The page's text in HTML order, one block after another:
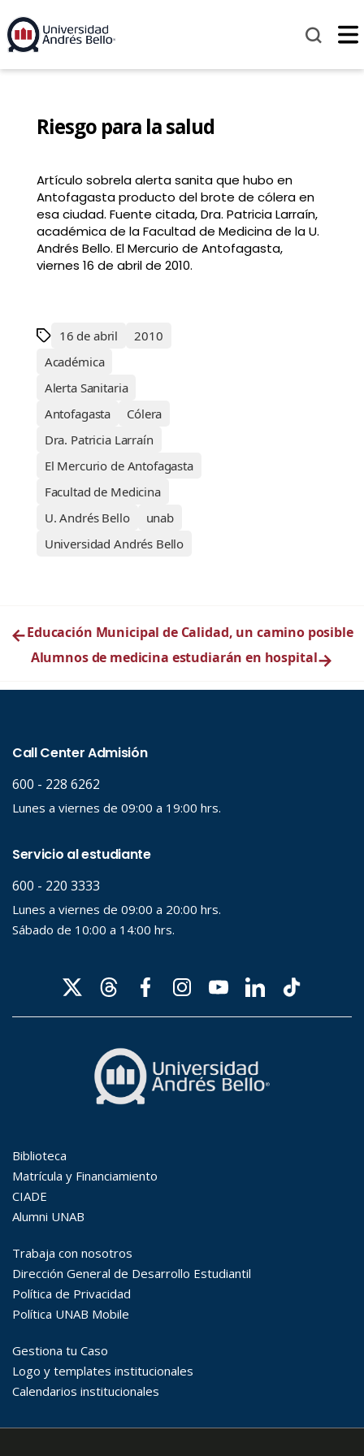
Riesgo para la salud
Artículo sobrela alerta sanita que hubo en
Antofagasta producto del brote de cólera en
esa ciudad. Fuente citada, Dra. Patricia Larraín,
académica de la Facultad de Medicina de la U.
Andrés Bello. El Mercurio de Antofagasta,
viernes 16 de abril de 2010.
16 de abril
2010
Académica
Alerta Sanitaria
Antofagasta
Cólera
Dra. Patricia Larraín
El Mercurio de Antofagasta
Facultad de Medicina
U. Andrés Bello
unab
Universidad Andrés Bello
←Educación Municipal de Calidad, un camino posible
Alumnos de medicina estudiarán en hospital→